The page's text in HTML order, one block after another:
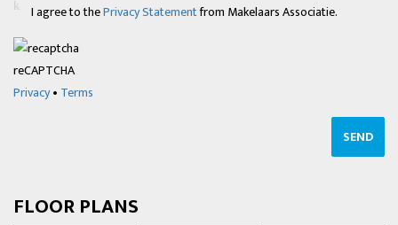
I agree to thePrivacy Statementfrom Makelaars Associatie.
reCAPTCHA
Privacy• Terms
SEND
FLOOR PLANS